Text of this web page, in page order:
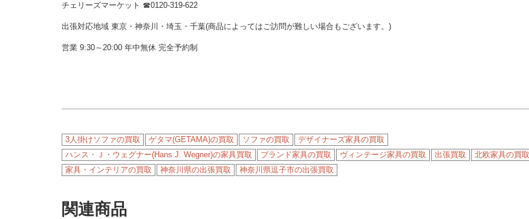
チェリーズマーケット ☎︎0120-319-622
出張対応地域 東京・神奈川・埼玉・千葉(商品によってはご訪問が難しい場合もございます。)
営業 9:30～20:00 年中無休 完全予約制
3人掛けソファの買取 ゲタマ(GETAMA)の買取 ソファの買取
デザイナーズ家具の買取
ハンス・Ｊ・ウェグナー(Hans J. Wegner)の家具買取
ブランド家具の買取 ヴィンテージ家具の買取 出張買取
北欧家具の買取
家具・インテリアの買取
神奈川県の出張買取 神奈川県逗子市の出張買取
関連商品